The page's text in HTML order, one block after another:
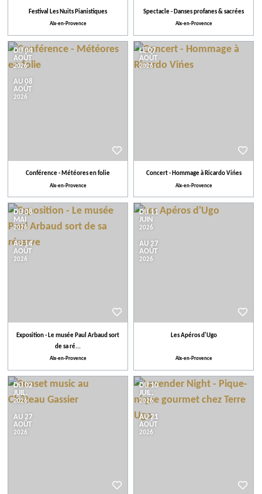
Festival Les Nuits Pianistiques
Aix-en-Provence
Spectacle - Danses profanes & sacrées
Aix-en-Provence
DU 04
AOÛT
2026
AU 08
AOÛT
2026
Conférence - Météores en folie
Aix-en-Provence
LE 07
AOÛT
2026
Concert - Hommage à Ricardo Vińes
Aix-en-Provence
DU 08
MAI
2026
AU 14
AOÛT
2026
Exposition - Le musée Paul Arbaud sort
de sa ré...
Aix-en-Provence
DU 11
JUIN
2026
AU 27
AOÛT
2026
Les Apéros d'Ugo
Aix-en-Provence
DU 02
JUIL.
2026
AU 27
AOÛT
2026
DU 10
JUIL.
2026
AU 21
AOÛT
2026